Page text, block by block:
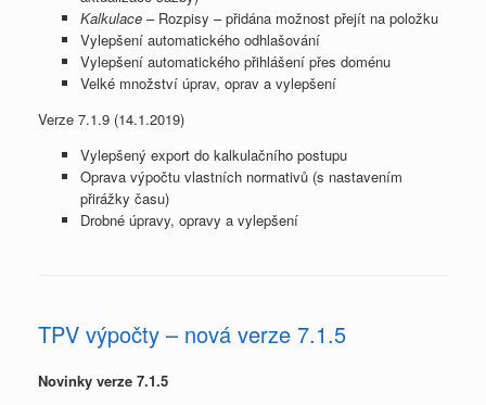
Kalkulace – Rozpisy – přidána možnost přejít na položku
Vylepšení automatického odhlašování
Vylepšení automatického přihlášení přes doménu
Velké množství úprav, oprav a vylepšení
Verze 7.1.9 (14.1.2019)
Vylepšený export do kalkulačního postupu
Oprava výpočtu vlastních normativů (s nastavením
přirážky času)
Drobné úpravy, opravy a vylepšení
TPV výpočty – nová verze 7.1.5
Novinky verze 7.1.5